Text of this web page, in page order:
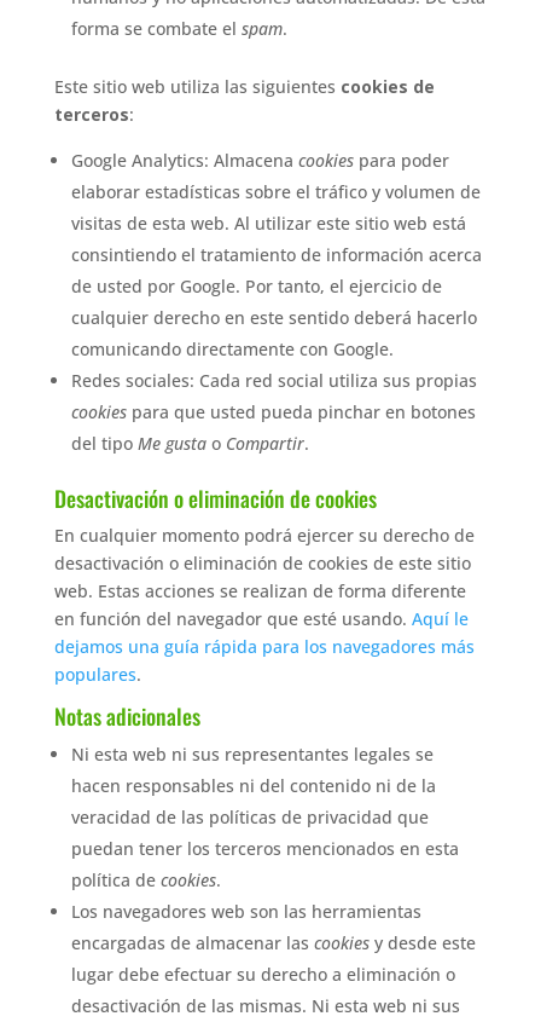
forma se combate el spam.
Este sitio web utiliza las siguientes cookies de
terceros:
Google Analytics: Almacena cookiespara poder
elaborar estadísticas sobre el tráfico y volumen de
visitas de esta web. Al utilizar este sitio web está
consintiendo el tratamiento de información acerca
de usted por Google. Por tanto, el ejercicio de
cualquier derecho en este sentido deberá hacerlo
comunicando directamente con Google.
Redes sociales: Cada red social utiliza sus propias
cookiespara que usted pueda pinchar en botones
del tipo Me gustao Compartir.
Desactivación o eliminación de cookies
En cualquier momento podrá ejercer su derecho de
desactivación o eliminación de cookies de este sitio
web. Estas acciones se realizan de forma diferente
en función del navegador que esté usando. Aquí le
dejamos una guía rápida para los navegadores más
populares.
Notas adicionales
Ni esta web ni sus representantes legales se
hacen responsables ni del contenido ni de la
veracidad de las políticas de privacidad que
puedan tener los terceros mencionados en esta
política de cookies.
Los navegadores web son las herramientas
encargadas de almacenar las cookiesy desde este
lugar debe efectuar su derecho a eliminación o
desactivación de las mismas. Ni esta web ni sus